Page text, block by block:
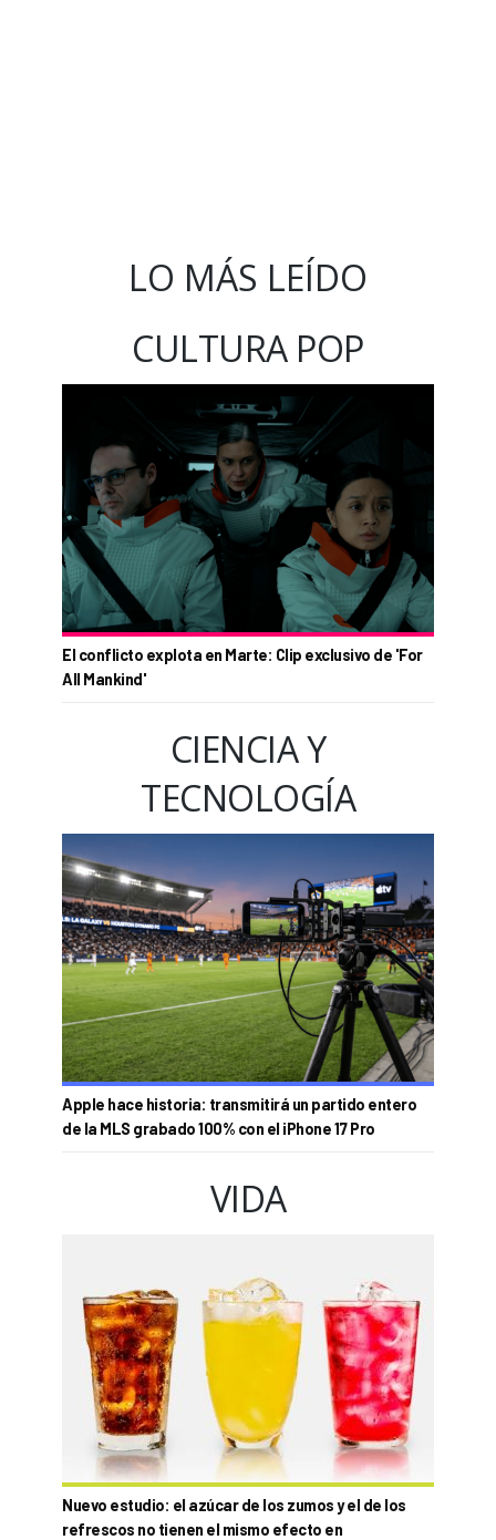
LO MÁS LEÍDO
CULTURA POP
El conflicto explota en Marte: Clip exclusivo de 'For
All Mankind'
CIENCIA Y
TECNOLOGÍA
Apple hace historia: transmitirá un partido entero
de la MLS grabado 100% con el iPhone 17 Pro
VIDA
Nuevo estudio: el azúcar de los zumos y el de los
refrescos no tienen el mismo efecto en